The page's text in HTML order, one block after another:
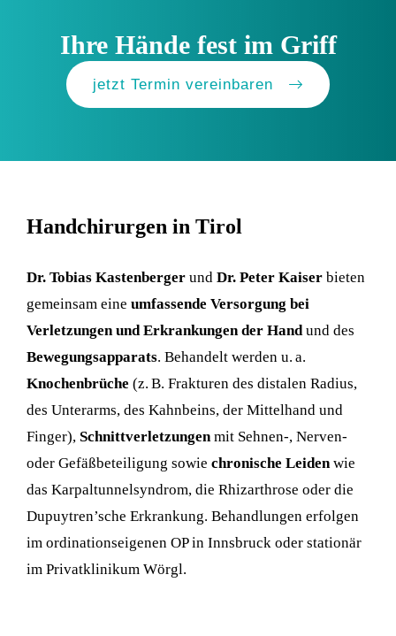
Gelenkssteifigkeit.
Großteils nach Heilung wieder voll vorhanden.
Ihre Hände fest im Griff
jetzt Termin vereinbaren
Handchirurgen in Tirol
Dr. Tobias Kastenberger und Dr. Peter Kaiser bieten
gemeinsam eine umfassende Versorgung bei
Verletzungen und Erkrankungen der Hand und des
Bewegungsapparats. Behandelt werden u. a.
Knochenbrüche (z. B. Frakturen des distalen Radius,
des Unterarms, des Kahnbeins, der Mittelhand und
Finger), Schnittverletzungen mit Sehnen-, Nerven-
oder Gefäßbeteiligung sowie chronische Leiden wie
das Karpaltunnelsyndrom, die Rhizarthrose oder die
Dupuytren’sche Erkrankung. Behandlungen erfolgen
im ordinationseigenen OP in Innsbruck oder stationär
im Privatklinikum Wörgl.